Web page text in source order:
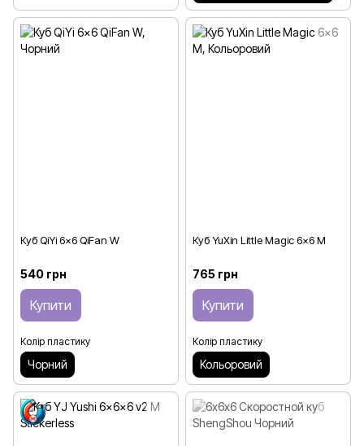
Куб QiYi 6x6 QiFan W
540 грн
Купити
Колір пластику
Чорний
Куб YuXin Little Magic 6x6 M
765 грн
Купити
Колір пластику
Кольоровий